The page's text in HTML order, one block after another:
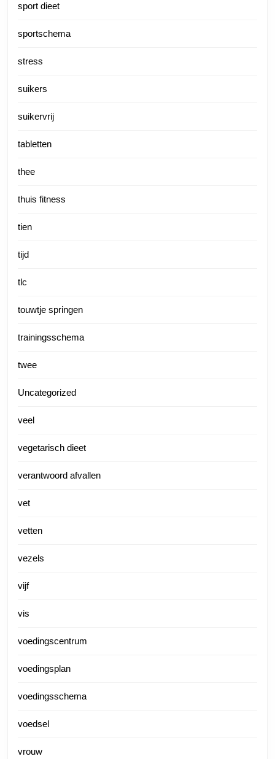
sport dieet
sportschema
stress
suikers
suikervrij
tabletten
thee
thuis fitness
tien
tijd
tlc
touwtje springen
trainingsschema
twee
Uncategorized
veel
vegetarisch dieet
verantwoord afvallen
vet
vetten
vezels
vijf
vis
voedingscentrum
voedingsplan
voedingsschema
voedsel
vrouw